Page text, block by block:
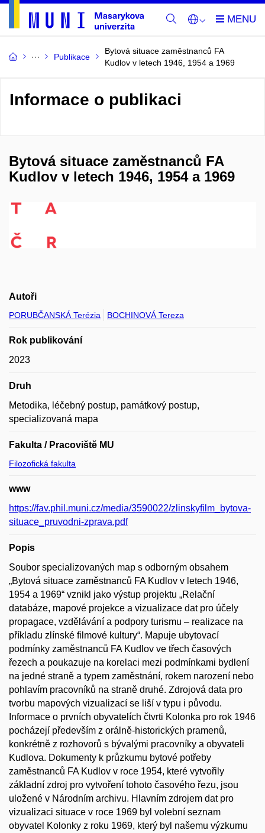
Publikace
Bytová situace zaměstnanců FA
Kudlov v letech 1946, 1954 a 1969
Informace o publikaci
Bytová situace zaměstnanců FA
Kudlov v letech 1946, 1954 a 1969
Autoři
PORUBČANSKÁ Terézia BOCHINOVÁ Tereza
Rok publikování
2023
Druh
Metodika, léčebný postup, památkový postup,
specializovaná mapa
Fakulta / Pracoviště MU
Filozofická fakulta
www
https://fav.phil.muni.cz/media/3590022/zlinskyfilm_bytova-
situace_pruvodni-zprava.pdf
Popis
Soubor specializovaných map s odborným obsahem
„Bytová situace zaměstnanců FA Kudlov v letech 1946,
1954 a 1969“ vznikl jako výstup projektu „Relační
databáze, mapové projekce a vizualizace dat pro účely
propagace, vzdělávání a podpory turismu – realizace na
příkladu zlínské filmové kultury“. Mapuje ubytovací
podmínky zaměstnanců FA Kudlov ve třech časových
řezech a poukazuje na korelaci mezi podmínkami bydlení
na jedné straně a typem zaměstnání, rokem narození nebo
pohlavím pracovníků na straně druhé. Zdrojová data pro
tvorbu mapových vizualizací se liší v typu i původu.
Informace o prvních obyvatelích čtvrti Kolonka pro rok 1946
pocházejí především z orálně-historických pramenů,
konkrétně z rozhovorů s bývalými pracovníky a obyvateli
Kudlova. Dokumenty k průzkumu bytové potřeby
zaměstnanců FA Kudlov v roce 1954, které vytvořily
základní zdroj pro vytvoření tohoto časového řezu, jsou
uložené v Národním archivu. Hlavním zdrojem dat pro
vizualizaci situace v roce 1969 byl volební seznam
obyvatel Kolonky z roku 1969, který byl našemu výzkumu